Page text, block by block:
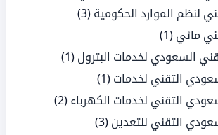
لنظم الموارد الحكومية (3)
مائي (1)
السعودي لخدمات البترول (1)
التقني لخدمات (1)
التقني لخدمات الكهرباء (2)
التقني للتعدين (3)